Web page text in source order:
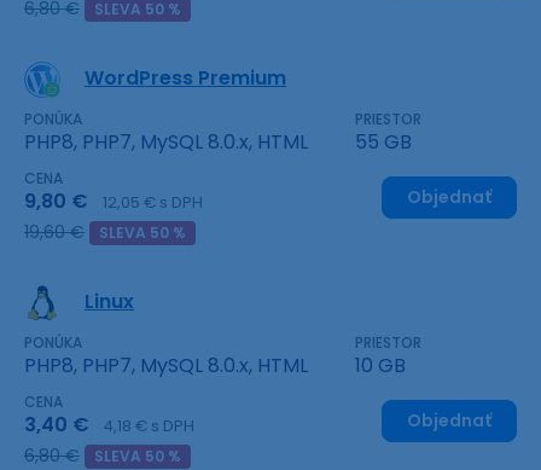
6,80 € SLEVA 50 %
WordPress Premium
PONÚKA
PHP8, PHP7, MySQL 8.0.x, HTML
PRIESTOR
55 GB
CENA
9,80 € 12,05 € s DPH
19,60 € SLEVA 50 %
Objednať
Linux
PONÚKA
PHP8, PHP7, MySQL 8.0.x, HTML
PRIESTOR
10 GB
CENA
3,40 € 4,18 € s DPH
6,80 € SLEVA 50 %
Objednať